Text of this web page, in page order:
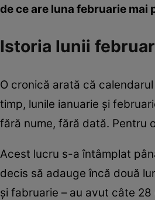
de ce are luna februarie mai
Istoria lunii
O cronică arată că
timp, lunile ianuarie şi
fără nume, fără dată. Pentru
Acest lucru s-a întâmplat
decis să adauge încă două
şi fabruarie – au avut câte